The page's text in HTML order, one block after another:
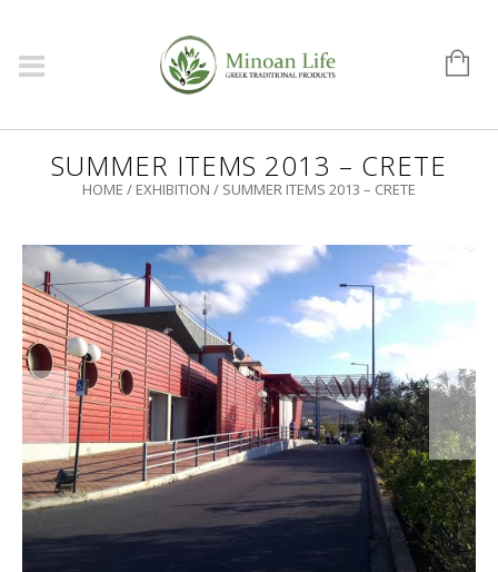
SUMMER ITEMS 2013 – CRETE
HOME / EXHIBITION / SUMMER ITEMS 2013 – CRETE